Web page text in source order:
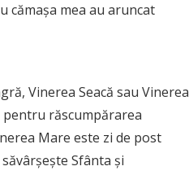
cămaşa mea au aruncat
Vinerea Seacă sau Vinerea
pentru răscumpărarea
Mare este zi de post
Sfânta şi